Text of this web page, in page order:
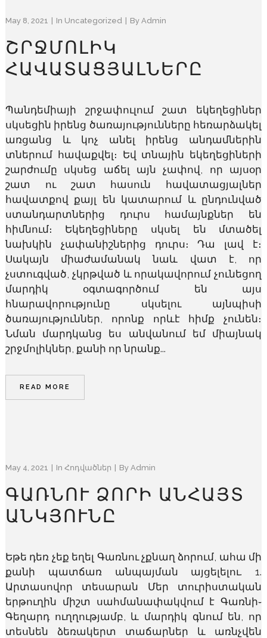
May 8, 2021 In Uncategorized By Admin
ՇՐՋՄՈԼԻԿ
ՀԱՎԱՏԱՑՅԱԼՆԵՐԸ
Պանդեմիայի շրջափուլում շատ եկեղեցիներ
սկսեցին իրենց ծառայությունները հեռարձակել
առցանց և կոչ անել իրենց անդամներին
տներում հավաքվել։ Եվ տնային եկեղեցիների
շարժումը սկսեց աճել այն չափով, որ այսօր
շատ ու շատ հասուն հավատացյալներ
հավատքով քայլ են կատարում և ընդունված
ստանդարտներից դուրս համայնքներ են
հիմնում։ Եկեղեցիները սկսել են մտածել
նախկին չափանիշներից դուրս։ Դա լավ է։
Սակայն միաժամանակ նաև վատ է, որ
չստուգված, չկրթված և որակավորում չունեցող
մարդիկ օգտագործում են այս
հնարավորությունը սկսելու այնպիսի
ծառայություններ, որոնք որևէ հիմք չունեն։
Նման մարդկանց ես անվանում եմ միայնակ
շրջմոլիկներ, քանի որ նրանք...
READ MORE
May 4, 2021 In Հոդվածներ By Admin
ԳԱՌՆՈՒ ՁՈՐԻ ԱՆՀԱՅՏ
ԱՆԿՅՈՒՆԸ
Եթե դեռ չեք եղել Գառնու չքնաղ ձորում, ահա մի
քանի պատճառ անպայման այցելելու. 1.
Արտասովոր տեսարան Մեր տուրիստական
երթուղին միշտ սահմանափակվում է Գառնի֊
Գեղարդ ուղղությամբ, և մարդիկ գնում են, որ
տեսնեն ձեռակերտ տաճարներ և առնչվեն